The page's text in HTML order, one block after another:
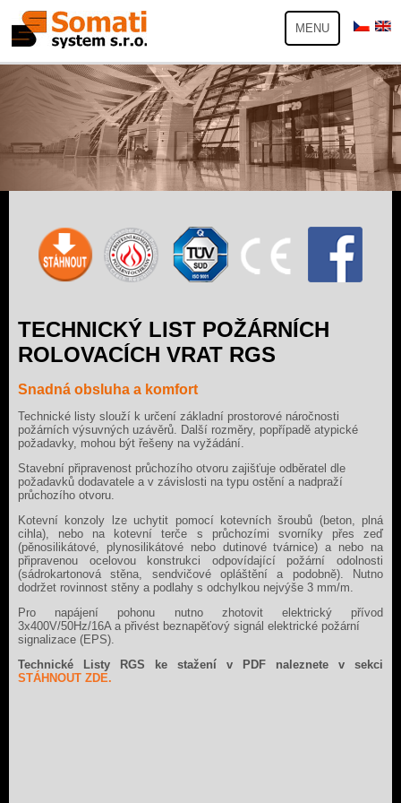
MENU
TECHNICKÝ LIST POŽÁRNÍCH
ROLOVACÍCH VRAT RGS
Snadná obsluha a komfort
Technické listy slouží k určení základní prostorové náročnosti
požárních výsuvných uzávěrů. Další rozměry, popřípadě atypické
požadavky, mohou být řešeny na vyžádání.
Stavební připravenost průchozího otvoru zajišťuje odběratel dle
požadavků dodavatele a v závislosti na typu ostění a nadpraží
průchozího otvoru.
Kotevní konzoly lze uchytit pomocí kotevních šroubů (beton, plná
cihla), nebo na kotevní terče s průchozími svorníky přes zeď
(pěnosilikátové, plynosilikátové nebo dutinové tvárnice) a nebo na
připravenou ocelovou konstrukci odpovídající požární odolnosti
(sádrokartonová stěna, sendvičové opláštění a podobně). Nutno
dodržet rovinnost stěny a podlahy s odchylkou nejvýše 3 mm/m.
Pro napájení pohonu nutno zhotovit elektrický přívod
3x400V/50Hz/16A a přivést beznapěťový signál elektrické požární
signalizace (EPS).
Technické Listy RGS ke stažení v PDF naleznete v sekci
STÁHNOUT ZDE.